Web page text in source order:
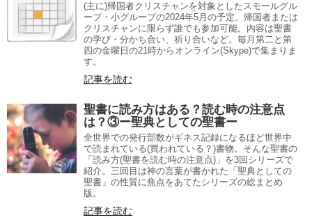
(主に)帰国者クリスチャンを対象としたスモールグル
ープ・小グループの2024年5月の予定。帰国者または
クリスチャンに限らず誰でも参加可能。内容は聖書
の学び・分かち合い、祈り合いなど。毎月第二と第
四の金曜日の21時からオンライン(Skype)で集まりま
す。
記事を読む
聖書に読み方はある？読む時の注意点
は？③ー聖典としての聖書ー
全世界での発行部数がギネス記録になるほど世界中
で読まれている(買われている？)書物。そんな聖書の
「読み方(聖書を読む時の注意点)」を3回シリーズで
紹介。三回目は神の言葉が書かれた「聖典としての
聖書」の性質に焦点をあてたシリーズの総まとめ
版。
記事を読む